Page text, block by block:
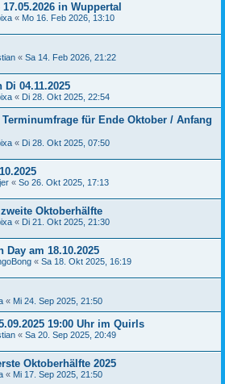
in Wuppertal
« Mo 16. Feb 2026, 13:10
« Sa 14. Feb 2026, 21:22
04.11.2025
« Di 28. Okt 2025, 22:54
für Ende Oktober / Anfang
« Di 28. Okt 2025, 07:50
« So 26. Okt 2025, 17:13
Oktoberhälfte
« Di 21. Okt 2025, 21:30
Day am 18.10.2025
« Sa 18. Okt 2025, 16:19
« Mi 24. Sep 2025, 21:50
19:00 Uhr im Quirls
« Sa 20. Sep 2025, 20:49
Oktoberhälfte 2025
« Mi 17. Sep 2025, 21:50